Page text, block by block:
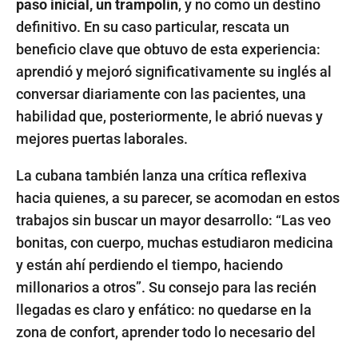
paso inicial, un trampolín, y no como un destino
definitivo. En su caso particular, rescata un
beneficio clave que obtuvo de esta experiencia:
aprendió y mejoró significativamente su inglés al
conversar diariamente con las pacientes, una
habilidad que, posteriormente, le abrió nuevas y
mejores puertas laborales.
La cubana también lanza una crítica reflexiva
hacia quienes, a su parecer, se acomodan en estos
trabajos sin buscar un mayor desarrollo: “Las veo
bonitas, con cuerpo, muchas estudiaron medicina
y están ahí perdiendo el tiempo, haciendo
millonarios a otros”. Su consejo para las recién
llegadas es claro y enfático: no quedarse en la
zona de confort, aprender todo lo necesario del